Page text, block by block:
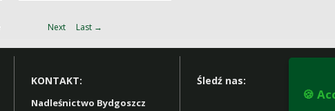
Next Last →
KONTAKT:
Nadleśnictwo Bydgoszcz
Śledź nas:
🍪